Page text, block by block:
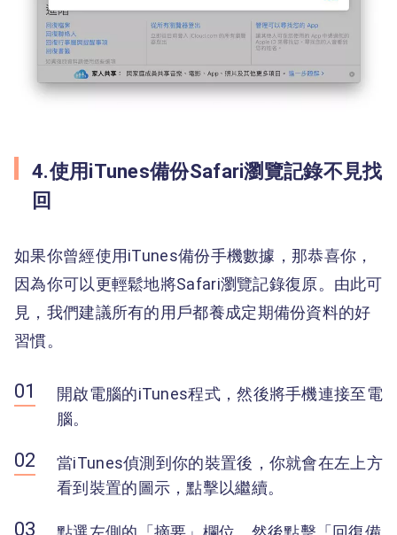
4.使用iTunes備份Safari瀏覽記錄不見找
回
如果你曾經使用iTunes備份手機數據，那恭喜你，
因為你可以更輕鬆地將Safari瀏覽記錄復原。由此可
見，我們建議所有的用戶都養成定期備份資料的好
習慣。
開啟電腦的iTunes程式，然後將手機連接至電
腦。
當iTunes偵測到你的裝置後，你就會在左上方
看到裝置的圖示，點擊以繼續。